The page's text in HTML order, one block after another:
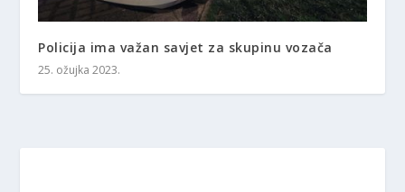
Policija ima važan savjet za skupinu vozača
25. ožujka 2023.